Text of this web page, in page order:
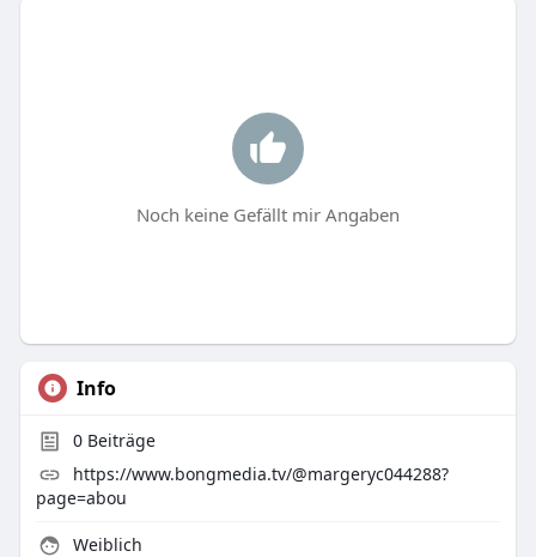
Noch keine Gefällt mir Angaben
Info
0Beiträge
https://www.bongmedia.tv/@margeryc044288?
page=abou
Weiblich